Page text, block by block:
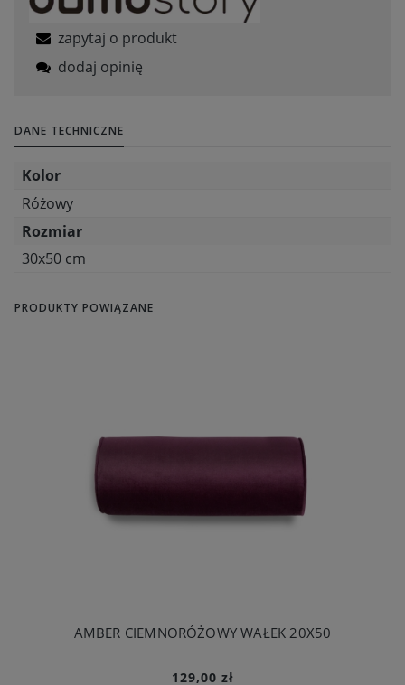
zapytaj o produkt
dodaj opinię
DANE TECHNICZNE
Kolor
Różowy
Rozmiar
30x50 cm
PRODUKTY POWIĄZANE
AMBER CIEMNORÓŻOWY WAŁEK 20X50
129,00 zł